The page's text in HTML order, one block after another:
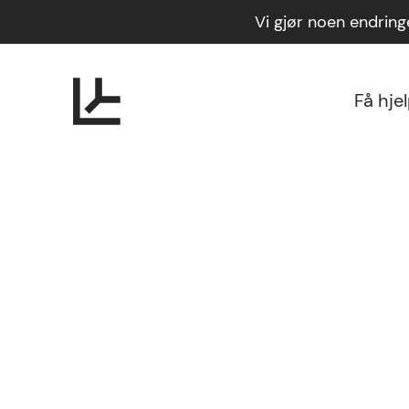
Vi gjør noen
Få